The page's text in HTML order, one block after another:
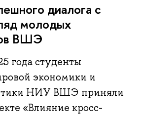
диалога с
молодых
ВШЭ
года студенты
экономики и
НИУ ВШЭ приняли
«Влияние кросс-